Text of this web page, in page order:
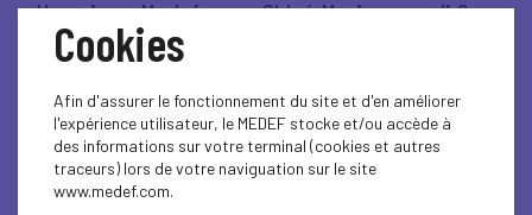
Un soir au Medef, avec Chloé Morin - mardi 9
décembre 2025
Lire l'article
Cookies
Afin d'assurer le fonctionnement du site et d'en améliorer
l'expérience utilisateur, le MEDEF stocke et/ou accède à
des informations sur votre terminal (cookies et autres
traceurs) lors de votre naviguation sur le site
www.medef.com.